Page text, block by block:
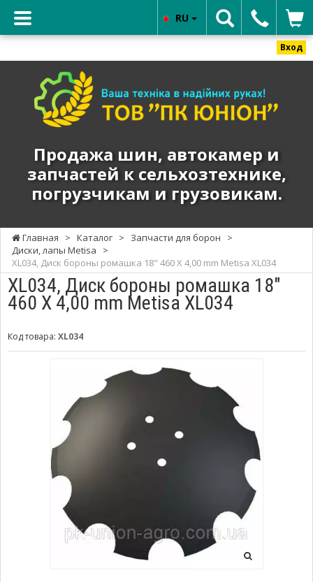
Вход
ЮНИОН"
автокамер
запчастей
к
сельхозтехнике,
погрузчикам
и
грузовикам.
Продажа шин, автокамер и
запчастей к сельхозтехнике,
погрузчикам и грузовикам.
RU
Главная > Каталог > Запчасти для борон
>
Диски, лапы Metisa
>
XL034, Диск бороны ромашка 18" 460 X 4,00 mm Metisa XL034
XL034, Диск бороны ромашка 18"
460 X 4,00 mm Metisa XL034
Код товара: XL034